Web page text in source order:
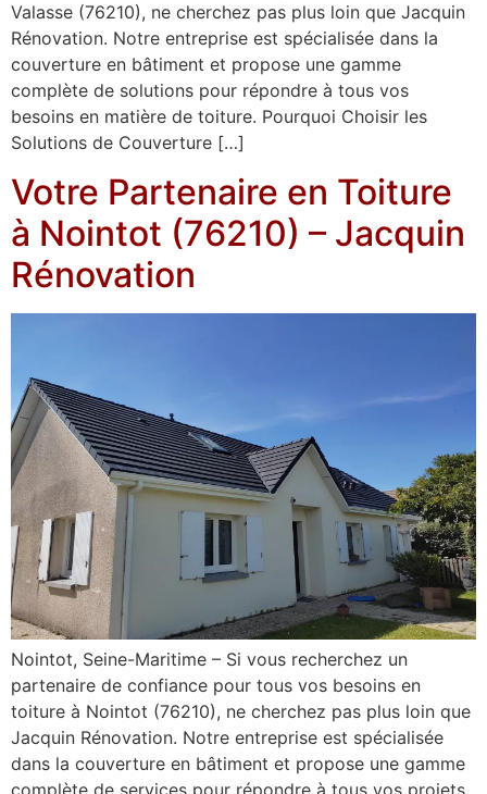
Valasse (76210), ne cherchez pas plus loin que Jacquin
Rénovation. Notre entreprise est spécialisée dans la
couverture en bâtiment et propose une gamme
complète de solutions pour répondre à tous vos
besoins en matière de toiture. Pourquoi Choisir les
Solutions de Couverture […]
Votre Partenaire en Toiture
à Nointot (76210) – Jacquin
Rénovation
Nointot, Seine-Maritime – Si vous recherchez un
partenaire de confiance pour tous vos besoins en
toiture à Nointot (76210), ne cherchez pas plus loin que
Jacquin Rénovation. Notre entreprise est spécialisée
dans la couverture en bâtiment et propose une gamme
complète de services pour répondre à tous vos projets